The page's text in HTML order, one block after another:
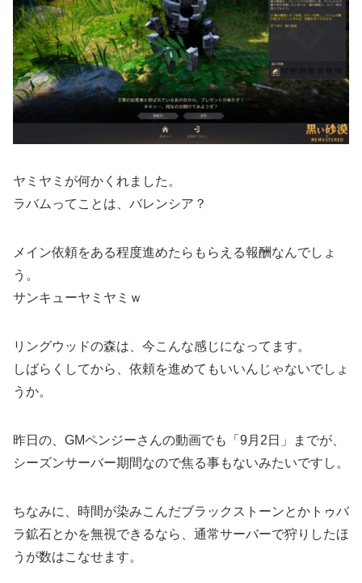
ヤミヤミが何かくれました。
ラバムってことは、バレンシア？
メイン依頼をある程度進めたらもらえる報酬なんでしょ
う。
サンキューヤミヤミｗ
リングウッドの森は、今こんな感じになってます。
しばらくしてから、依頼を進めてもいいんじゃないでしょ
うか。
昨日の、GMペンジーさんの動画でも「9月2日」までが、
シーズンサーバー期間なので焦る事もないみたいですし。
ちなみに、時間が染みこんだブラックストーンとかトゥバ
ラ鉱石とかを無視できるなら、通常サーバーで狩りしたほ
うが数はこなせます。